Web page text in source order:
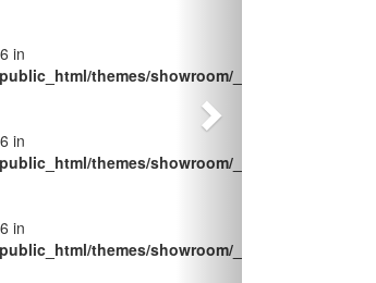
in
themes/showroom/_pages/produto.php
in
themes/showroom/_pages/produto.php
in
themes/showroom/_pages/produto.php